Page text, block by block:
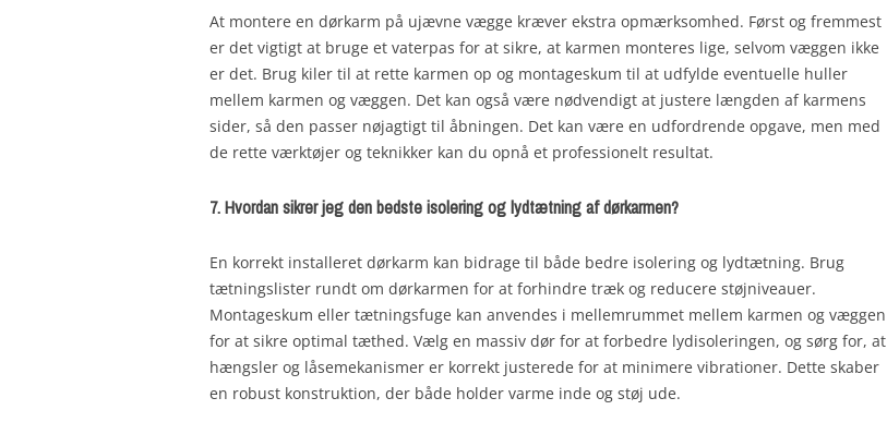
At montere en dørkarm på ujævne vægge kræver ekstra opmærksomhed. Først og fremmest
er det vigtigt at bruge et vaterpas for at sikre, at karmen monteres lige, selvom væggen ikke
er det. Brug kiler til at rette karmen op og montageskum til at udfylde eventuelle huller
mellem karmen og væggen. Det kan også være nødvendigt at justere længden af karmens
sider, så den passer nøjagtigt til åbningen. Det kan være en udfordrende opgave, men med
de rette værktøjer og teknikker kan du opnå et professionelt resultat.
7. Hvordan sikrer jeg den bedste isolering og lydtætning af dørkarmen?
En korrekt installeret dørkarm kan bidrage til både bedre isolering og lydtætning. Brug
tætningslister rundt om dørkarmen for at forhindre træk og reducere støjniveauer.
Montageskum eller tætningsfuge kan anvendes i mellemrummet mellem karmen og væggen
for at sikre optimal tæthed. Vælg en massiv dør for at forbedre lydisoleringen, og sørg for, at
hængsler og låsemekanismer er korrekt justerede for at minimere vibrationer. Dette skaber
en robust konstruktion, der både holder varme inde og støj ude.